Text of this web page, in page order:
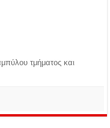
τμήματος και